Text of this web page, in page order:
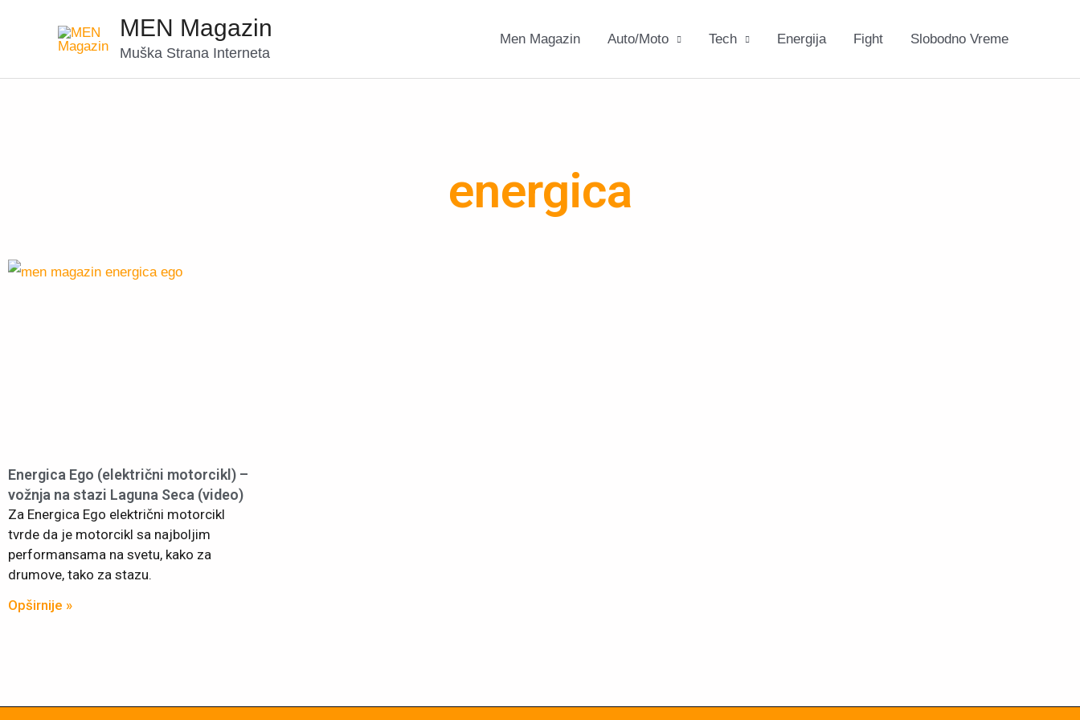
MEN Magazin
Muška Strana Interneta
Men Magazin Auto/Moto Tech Energija Fight Slobodno Vreme
energica
Energica Ego (električni motorcikl) –
vožnja na stazi Laguna Seca (video)
Za Energica Ego električni motorcikl
tvrde da je motorcikl sa najboljim
performansama na svetu, kako za
drumove, tako za stazu.
Opširnije »